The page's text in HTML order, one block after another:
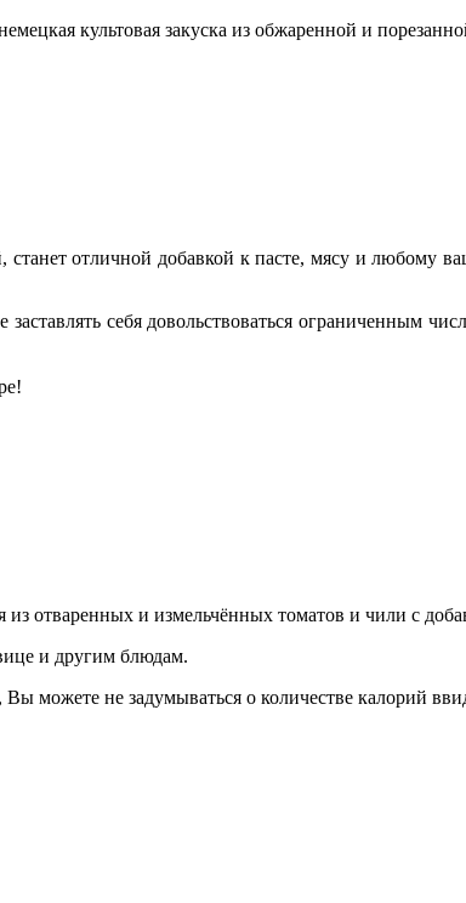
культовая закуска из обжаренной и
отличной добавкой к пасте, мясу и любому
себя довольствоваться ограниченным
отваренных и измельчённых томатов и чили с
и другим блюдам.
можете не задумываться о количестве калорий